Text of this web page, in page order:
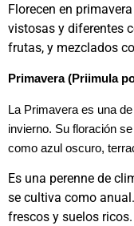
Florecen en
vistosas y diferentes
frutas, y mezclados
Primavera (Priimula
La Primavera es una
invierno. Su floración
como azul oscuro,
Es una perenne de
se cultiva como
frescos y suelos